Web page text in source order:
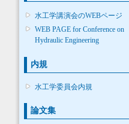
水工学講演会のWEBページ
WEB PAGE for Conference on
Hydraulic Engineering
内規
水工学委員会内規
論文集